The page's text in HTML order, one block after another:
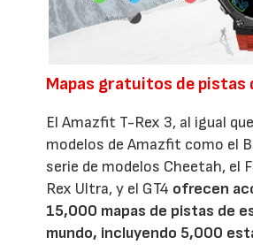
Mapas gratuitos de pistas
El Amazfit T-Rex 3, al igual
modelos de Amazfit como el
serie de modelos Cheetah, el
Rex Ultra, y el GT4 ofrecen
15,000 mapas de pistas de
mundo, incluyendo 5,000